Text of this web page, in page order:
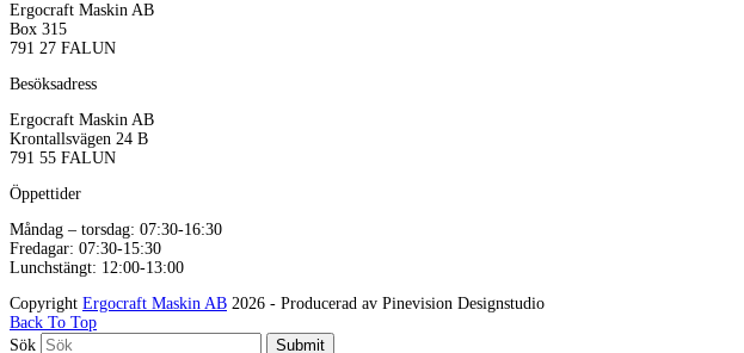
Ergocraft Maskin AB
Box 315
791 27 FALUN
Besöksadress
Ergocraft Maskin AB
Krontallsvägen 24 B
791 55 FALUN
Öppettider
Måndag – torsdag: 07:30-16:30
Fredagar: 07:30-15:30
Lunchstängt: 12:00-13:00
Copyright Ergocraft Maskin AB 2026 - Producerad av Pinevision Designstudio
Back To Top
Sök
Submit